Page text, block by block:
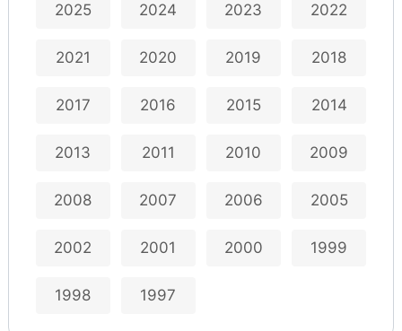
2025 2024 2023 2022
2021 2020 2019 2018
2017 2016 2015 2014
2013 2011 2010 2009
2008 2007 2006 2005
2002 2001 2000 1999
1998 1997